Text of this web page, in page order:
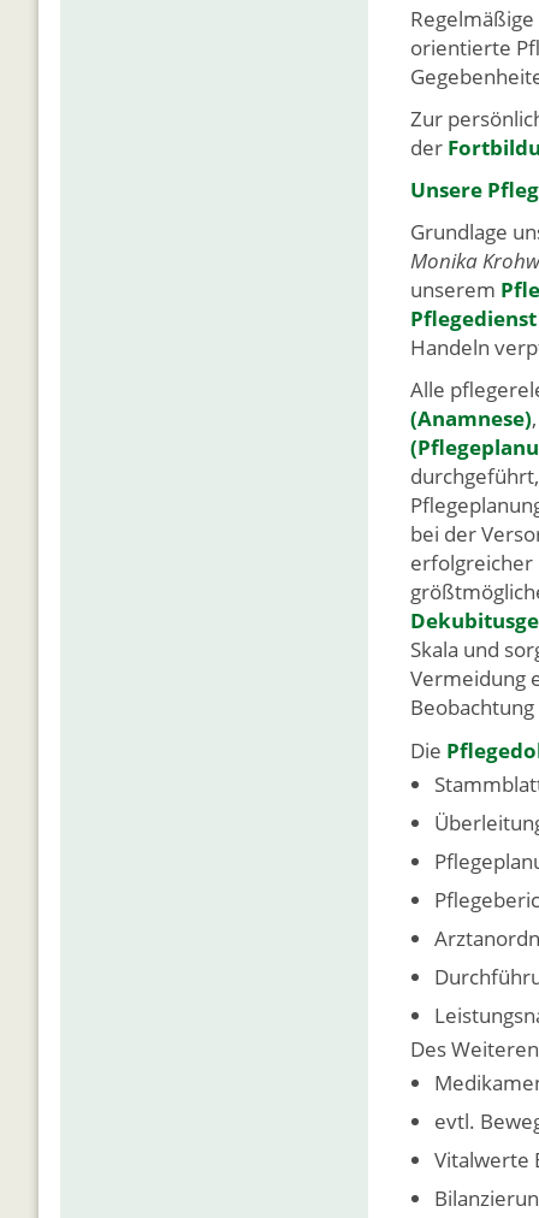
orientierte
Zur
der
Unsere
Grundlage
Monika
unserem
Handeln
Alle
(Anamnese)
bei der
erfolgreicher
Skala und
Vermeidung
Die
Des
evtl.
Vitalwerte